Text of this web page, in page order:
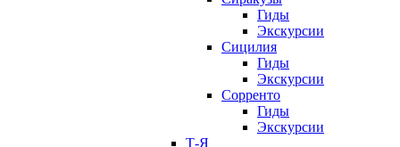
Гиды
Экскурсии
Сицилия
Гиды
Экскурсии
Сорренто
Гиды
Экскурсии
Т-Я